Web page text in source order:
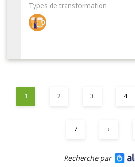
Types de transformation
1 2 3 4
7 ›
Recherche par